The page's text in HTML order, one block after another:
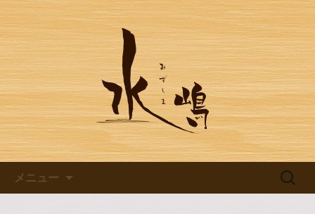
豊田市浄水の【水嶋】のブログ
豊田市浄水の【水嶋】のブログです
メニュー
検